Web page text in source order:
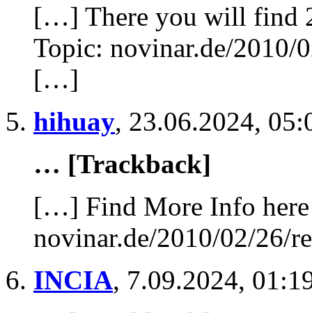
[…] There you will find
Topic: novinar.de/
[…]
hihuay, 23.06.2024,
… [Trackback]
[…] Find More Info here
novinar.de/2010/02/
INCIA, 7.09.2024,